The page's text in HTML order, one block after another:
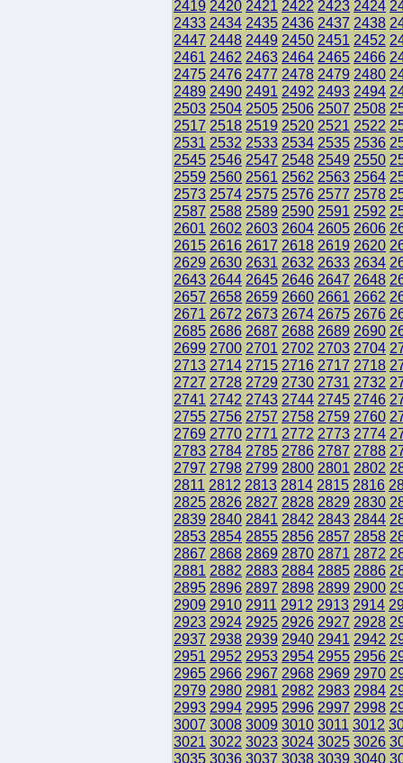
2419 2420 2421 2422 2423 2424
2433 2434 2435 2436 2437 2438
2447 2448 2449 2450 2451 2452
2461 2462 2463 2464 2465 2466
2475 2476 2477 2478 2479 2480
2489 2490 2491 2492 2493 2494
2503 2504 2505 2506 2507 2508
2517 2518 2519 2520 2521 2522
2531 2532 2533 2534 2535 2536
2545 2546 2547 2548 2549 2550
2559 2560 2561 2562 2563 2564
2573 2574 2575 2576 2577 2578
2587 2588 2589 2590 2591 2592
2601 2602 2603 2604 2605 2606
2615 2616 2617 2618 2619 2620
2629 2630 2631 2632 2633 2634
2643 2644 2645 2646 2647 2648
2657 2658 2659 2660 2661 2662
2671 2672 2673 2674 2675 2676
2685 2686 2687 2688 2689 2690
2699 2700 2701 2702 2703 2704
2713 2714 2715 2716 2717 2718
2727 2728 2729 2730 2731 2732
2741 2742 2743 2744 2745 2746
2755 2756 2757 2758 2759 2760
2769 2770 2771 2772 2773 2774
2783 2784 2785 2786 2787 2788
2797 2798 2799 2800 2801 2802
2811 2812 2813 2814 2815 2816
2825 2826 2827 2828 2829 2830
2839 2840 2841 2842 2843 2844
2853 2854 2855 2856 2857 2858
2867 2868 2869 2870 2871 2872
2881 2882 2883 2884 2885 2886
2895 2896 2897 2898 2899 2900
2909 2910 2911 2912 2913 2914
2923 2924 2925 2926 2927 2928
2937 2938 2939 2940 2941 2942
2951 2952 2953 2954 2955 2956
2965 2966 2967 2968 2969 2970
2979 2980 2981 2982 2983 2984
2993 2994 2995 2996 2997 2998
3007 3008 3009 3010 3011 3012
3021 3022 3023 3024 3025 3026
3035 3036 3037 3038 3039 3040